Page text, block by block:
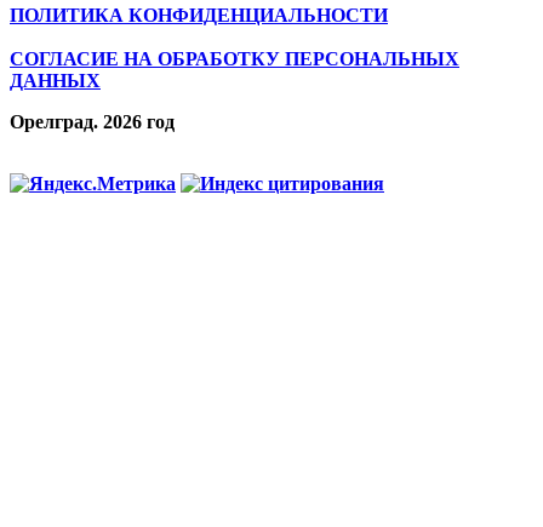
ПОЛИТИКА КОНФИДЕНЦИАЛЬНОСТИ
СОГЛАСИЕ НА ОБРАБОТКУ ПЕРСОНАЛЬНЫХ
ДАННЫХ
Орелград. 2026 год